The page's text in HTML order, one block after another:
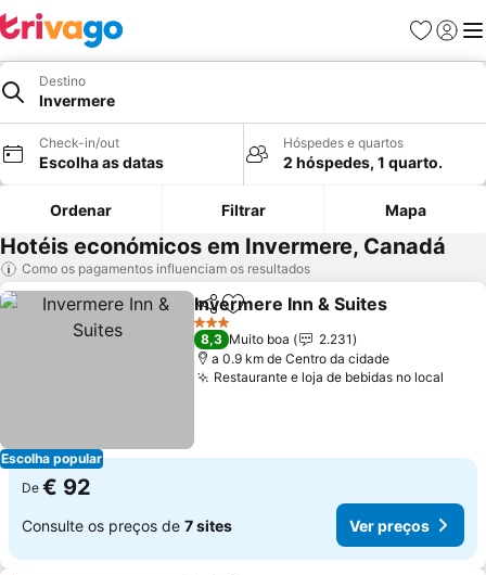
Favoritos
Iniciar
Destino
Invermere
Check-in/out
Escolha as datas
Hóspedes e quartos
2 hóspedes, 1 quarto.
Ordenar Filtrar Mapa
Hotéis económicos em Invermere, Canadá
Como os pagamentos influenciam os resultados
Escolha popular
PartilharAdicionar aos favoritos
Invermere Inn & Suites
3 Estrelas
8,3 Muito boa
2.231
a 0.9 km de Centro da cidade
Restaurante e loja de bebidas no local
De € 92
Consulte os preços de 7 sites Ver preços